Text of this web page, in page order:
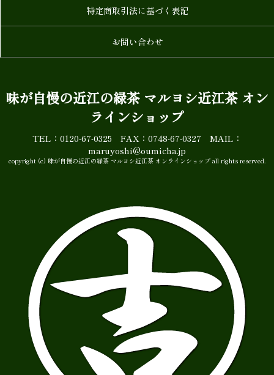
特定商取引法に基づく表記
お問い合わせ
味が自慢の近江の緑茶 マルヨシ近江茶 オン
ラインショップ
TEL：0120-67-0325 FAX：0748-67-0327 MAIL：
maruyoshi@oumicha.jp
copyright (c) 味が自慢の近江の緑茶 マルヨシ近江茶 オンラインショップ all rights reserved.